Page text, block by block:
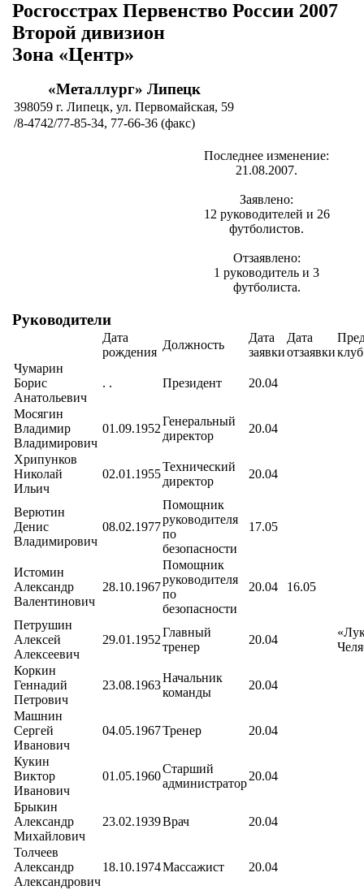
Росгосстрах Первенство России 2007
Второй дивизион
Зона «Центр»
«Металлург» Липецк
398059 г. Липецк, ул. Первомайская, 59
/8-4742/77-85-34, 77-66-36 (факс)
Последнее изменение:
21.08.2007.
Заявлено:
12 руководителей и 26
футболистов.
Отзаявлено:
1 руководитель и 3
футболиста.
Руководители
Дата
рождения
Должность
Дата
заявки
Дата
отзаявкиклуб
Чумарин
Борис
Анатольевич
. . Президент 20.04
Мосягин
Владимир
Владимирович
01.09.1952
Генеральный
директор
20.04
Хрипунков
Николай
Ильич
02.01.1955
Технический
директор
20.04
Верютин
Денис
Владимирович
08.02.1977
Помощник
руководителя
по
безопасности
17.05
Истомин
Александр
Валентинович
28.10.1967
Помощник
руководителя
по
безопасности
20.04 16.05
Петрушин
Алексей
Алексеевич
29.01.1952
Главный
тренер
20.04
Коркин
Геннадий
Петрович
23.08.1963
Начальник
команды
20.04
Машнин
Сергей
Иванович
04.05.1967Тренер 20.04
Кукин
Виктор
Иванович
01.05.1960
Старший
администратор
20.04
Брыкин
Александр
Михайлович
23.02.1939Врач 20.04
Толчеев
Александр
Александрович
18.10.1974Массажист 20.04